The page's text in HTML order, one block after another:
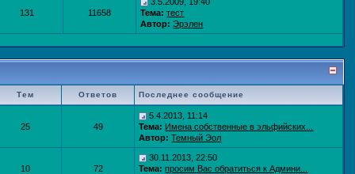
131 11658
Тема: тест
Автор: Эрэлен
Тем Ответов Последнее сообщение
25 49
5.4.2013, 11:14
Тема: Имена собственные в эльфийских...
Автор: Темный Эол
10 72
30.11.2013, 22:50
Тема: просим Вас обратиться к Админи...